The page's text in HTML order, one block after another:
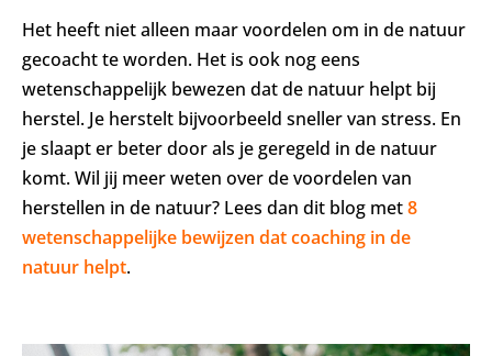
Het heeft niet alleen maar voordelen om in de natuur
gecoacht te worden. Het is ook nog eens
wetenschappelijk bewezen dat de natuur helpt bij
herstel. Je herstelt bijvoorbeeld sneller van stress. En
je slaapt er beter door als je geregeld in de natuur
komt. Wil jij meer weten over de voordelen van
herstellen in de natuur? Lees dan dit blog met8
wetenschappelijke bewijzen dat coaching in de
natuur helpt.